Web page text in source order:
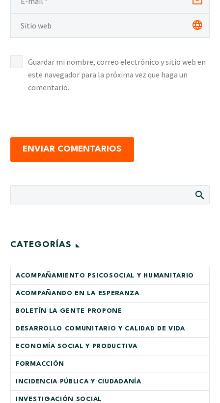
Guardar mi nombre, correo electrónico y sitio web en
este navegador para la próxima vez que haga un
comentario.
ENVIAR COMENTARIOS
CATEGORÍAS
ACOMPAÑAMIENTO PSICOSOCIAL Y HUMANITARIO
ACOMPAÑANDO EN LA ESPERANZA
BOLETÍN LA GENTE PROPONE
DESARROLLO COMUNITARIO Y CALIDAD DE VIDA
ECONOMÍA SOCIAL Y PRODUCTIVA
FORMACCIÓN
INCIDENCIA PÚBLICA Y CIUDADANÍA
INVESTIGACIÓN SOCIAL